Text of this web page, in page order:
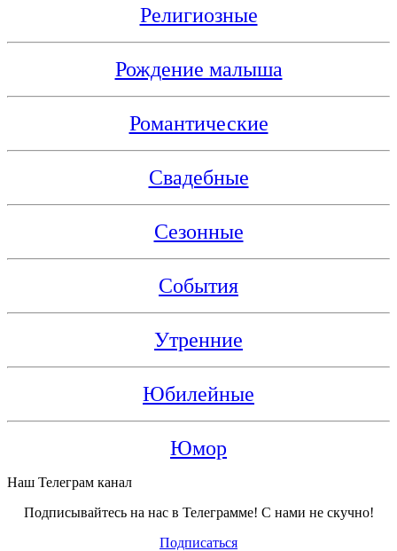
Религиозные
Рождение малыша
Романтические
Свадебные
Сезонные
События
Утренние
Юбилейные
Юмор
Наш Телеграм канал
Подписывайтесь на нас в Телеграмме! С нами не скучно!
Подписаться